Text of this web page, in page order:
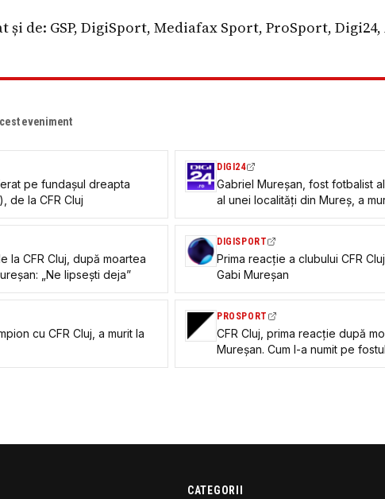
de: GSP, DigiSport, Mediafax Sport, ProSport,
eveniment
pe fundașul dreapta
de la CFR Cluj
DIGI24
Gabriel Mureșan, fost fotbalist
al unei localități din Mureș, a
ani. Mesajul FRF
la CFR Cluj, după moartea
„Ne lipsești deja”
DIGISPORT
Prima reacție a clubului CFR
Gabi Mureșan
cu CFR Cluj, a murit la
PROSPORT
CFR Cluj, prima reacție după
Mureșan. Cum l-a numit pe
„Ne vei lipsi!”
CATEGORII